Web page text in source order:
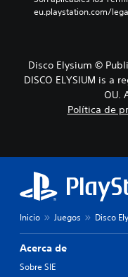
eu.playstation.com/
Disco Elysium ©
DISCO ELYSIUM is a
OU.
Política de
Inicio Juegos Disco
Acerca de
Sobre SIE